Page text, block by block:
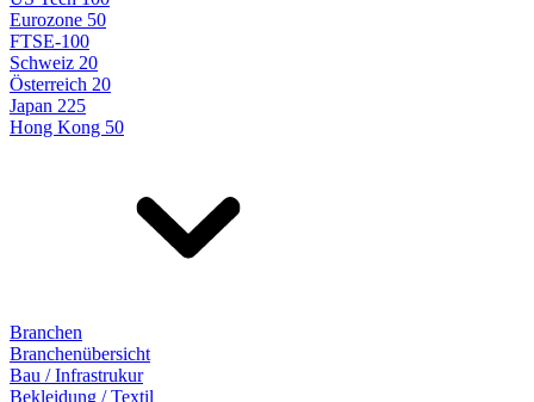
Eurozone 50
FTSE-100
Schweiz 20
Österreich 20
Japan 225
Hong Kong 50
Branchen
Branchenübersicht
Bau / Infrastrukur
Bekleidung / Textil